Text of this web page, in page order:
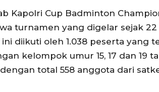
Kapolri Cup Badminton
turnamen yang digelar sejak 22
diikuti oleh 1.038 peserta yang
kelompok umur 15, 17 dan 19
total 558 anggota dari